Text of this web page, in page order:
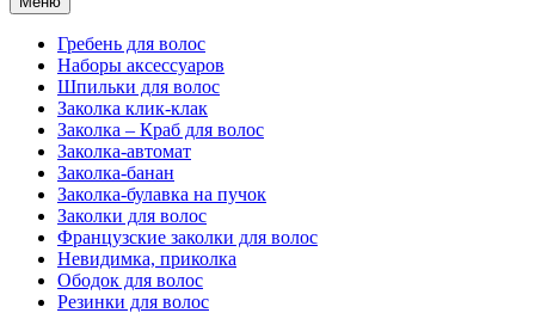
Гребень для волос
Наборы аксессуаров
Шпильки для волос
Заколка клик-клак
Заколка – Краб для волос
Заколка-автомат
Заколка-банан
Заколка-булавка на пучок
Заколки для волос
Французские заколки для волос
Невидимка, приколка
Ободок для волос
Резинки для волос